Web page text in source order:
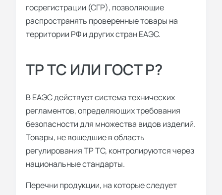
госрегистрации (СГР), позволяющие
распространять проверенные товары на
территории РФ и других стран ЕАЭС.
ТР ТС ИЛИ ГОСТ Р?
В ЕАЭС действует система технических
регламентов, определяющих требования
безопасности для множества видов изделий.
Товары, не вошедшие в область
регулирования ТР ТС, контролируются через
национальные стандарты.
Перечни продукции, на которые следует